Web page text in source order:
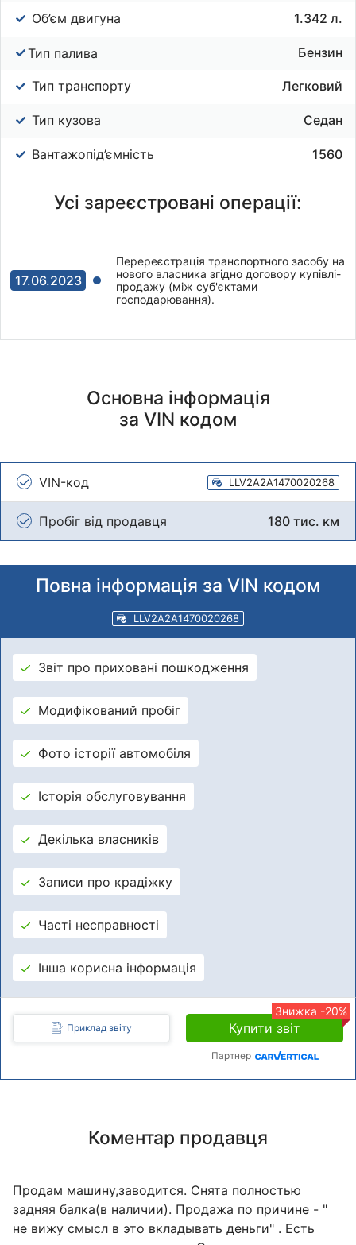
Об’єм двигуна 1.342 л.
Тип палива Бензин
Тип транспорту Легковий
Тип кузова Седан
Вантажопід’ємність 1560
Усі зареєстровані операції:
17.06.2023
Перереєстрація транспортного засобу на
нового власника згідно договору купівлі-
продажу (між суб'єктами
господарювання).
Основна інформація
за VIN кодом
VIN-код LLV2A2A1470020268
Пробіг від продавця 180 тис. км
Повна інформація за VIN кодом
LLV2A2A1470020268
Звіт про приховані пошкодження
Модифікований пробіг
Фото історії автомобіля
Історія обслуговування
Декілька власників
Записи про крадіжку
Часті несправності
Інша корисна інформація
Приклад звіту
Знижка -20%
Купити звіт
Партнер
Коментар продавця
Продам машину,заводится. Снята полностью
задняя балка(в наличии). Продажа по причине - "
не вижу смысл в это вкладывать деньги" . Есть